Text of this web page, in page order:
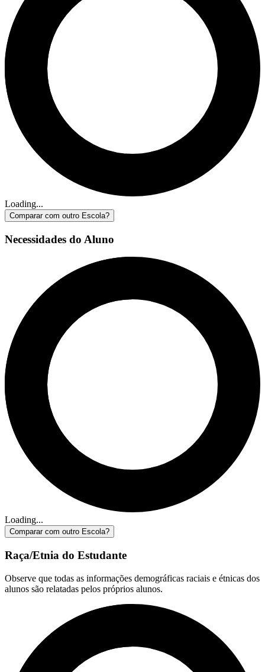
Loading...
Comparar com outro Escola?
Necessidades do Aluno
Loading...
Comparar com outro Escola?
Raça/Etnia do Estudante
Observe que todas as informações demográficas raciais e étnicas dos
alunos são relatadas pelos próprios alunos.